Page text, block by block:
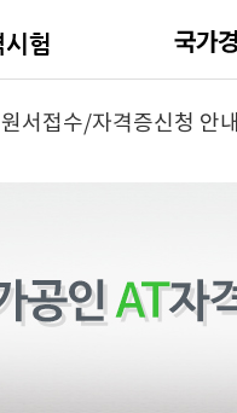
원서접수/자격증신청 안내